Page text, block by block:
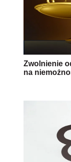
Zwolnienie
na